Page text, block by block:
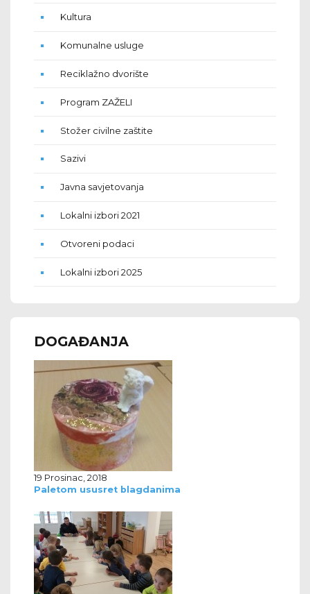
Kultura
Komunalne usluge
Reciklažno dvorište
Program ZAŽELI
Stožer civilne zaštite
Sazivi
Javna savjetovanja
Lokalni izbori 2021
Otvoreni podaci
Lokalni izbori 2025
DOGAĐANJA
19 Prosinac, 2018
Paletom ususret blagdanima